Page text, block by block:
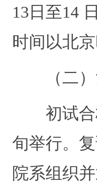
13 日至14
时间 以北
（二
初试
旬举行。
院系组织